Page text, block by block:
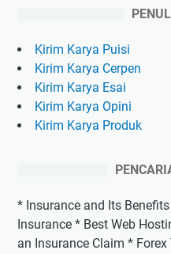
Kirim Karya Puisi
Kirim Karya Cerpen
Kirim Karya Esai
Kirim Karya Opini
Kirim Karya Produk
* Insurance and Its
Insurance * Best Web
an Insurance Claim *